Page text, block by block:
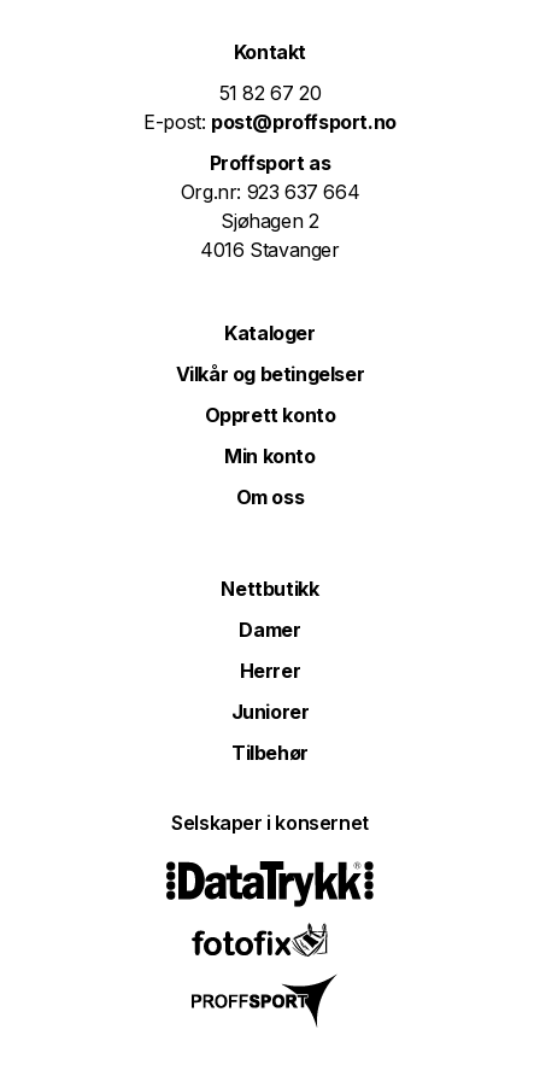
Kontakt
51 82 67 20
E-post: post@proffsport.no
Proffsport as
Org.nr: 923 637 664
Sjøhagen 2
4016 Stavanger
Kataloger
Vilkår og betingelser
Opprett konto
Min konto
Om oss
Nettbutikk
Damer
Herrer
Juniorer
Tilbehør
Selskaper i konsernet